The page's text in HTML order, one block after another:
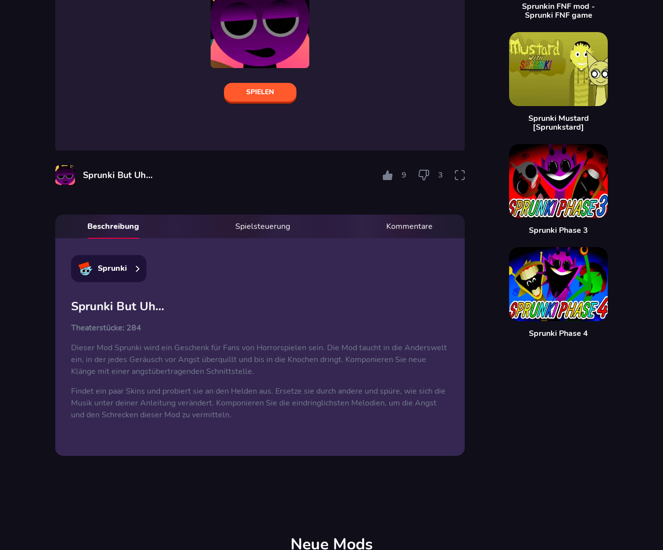
SPIELEN
Sprunki But Uh… 9 3
Beschreibung Spielsteuerung Kommentare
Sprunki
Sprunki But Uh…
Theaterstücke: 284
Dieser Mod Sprunki wird ein Geschenk für Fans von Horrorspielen sein. Die Mod taucht in die Anderswelt
ein, in der jedes Geräusch vor Angst überquillt und bis in die Knochen dringt. Komponieren Sie neue
Klänge mit einer angstübertragenden Schnittstelle.
Findet ein paar Skins und probiert sie an den Helden aus. Ersetze sie durch andere und spüre, wie sich die
Musik unter deiner Anleitung verändert. Komponieren Sie die eindringlichsten Melodien, um die Angst
und den Schrecken dieser Mod zu vermitteln.
Sprunkin FNF mod -
Sprunki FNF game
Sprunki Mustard
[Sprunkstard]
Sprunki Phase 3
Sprunki Phase 4
Neue Mods